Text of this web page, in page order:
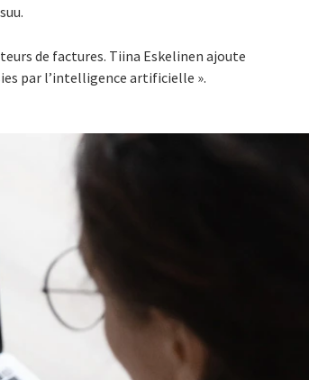
de factures. Tiina Eskelinen ajoute
par l’intelligence artificielle ».